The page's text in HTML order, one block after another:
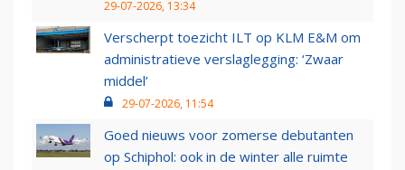
29-07-2026, 13:34
Verscherpt toezicht ILT op KLM E&M om
administratieve verslaglegging: ‘Zwaar
middel’
29-07-2026, 11:54
Goed nieuws voor zomerse debutanten
op Schiphol: ook in de winter alle ruimte